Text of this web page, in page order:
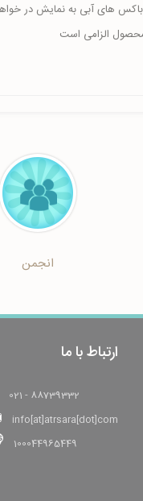
های آبی به نمایش در
الزامی است
انجمن
ارتباط با ما
021 - 88739332
info[at]atrsara[dot]com
100044965449